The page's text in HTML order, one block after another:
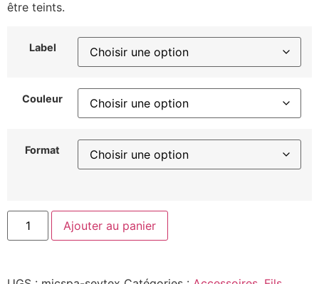
être teints.
Label
Couleur
Format
Ajouter au panier